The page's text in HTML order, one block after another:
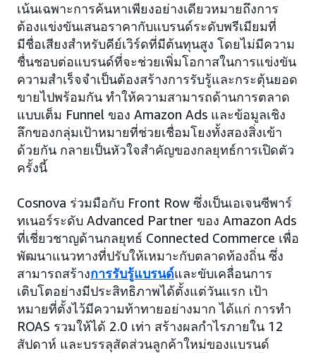
เน้นเฉพาะการค้นหาเพียงอย่างเดียวหมายถึงการ
ต้องแข่งขันเสนอราคากับแบรนด์ระดับพรีเมียมที่
มีชื่อเสียงสำหรับคีย์เวิร์ดที่มีต้นทุนสูง โดยไม่มีความ
ชื่นชอบต่อแบรนด์ที่จะช่วยเพิ่มโอกาสในการแข่งขัน
ความสำเร็จจำเป็นต้องสร้างการรับรู้และกระตุ้นยอด
ขายไปพร้อมกัน ทำให้ความสามารถด้านการตลาด
แบบเต็ม Funnel ของ Amazon Ads และข้อมูลเชิง
ลึกของกลุ่มเป้าหมายที่ช่วยเชื่อมโยงทั้งสองสิ่งเข้า
ด้วยกัน กลายเป็นหัวใจสำคัญของกลยุทธ์การเปิดตัว
ครั้งนี้
Cosnova ร่วมมือกับ Front Row ซึ่งเป็นเอเจนซีพาร์
ทเนอร์ระดับ Advanced Partner ของ Amazon Ads
ที่เชี่ยวชาญด้านกลยุทธ์ Connected Commerce เพื่อ
พัฒนาแนวทางที่ปรับให้เหมาะกับตลาดท้องถิ่น ซึ่ง
สามารถสร้างการรับรู้แบรนด์และขับเคลื่อนการ
เติบโตอย่างมีประสิทธิภาพได้ตั้งแต่วันแรก เป้า
หมายที่ตั้งไว้มีความท้าทายอย่างมาก ได้แก่ การทำ
ROAS รวมให้ได้ 2.0 เท่า สร้างผลกำไรภายใน 12
สัปดาห์ และบรรลุสัดส่วนลูกค้าใหม่ของแบรนด์